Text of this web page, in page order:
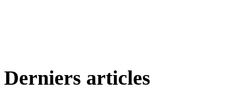
Derniers articles